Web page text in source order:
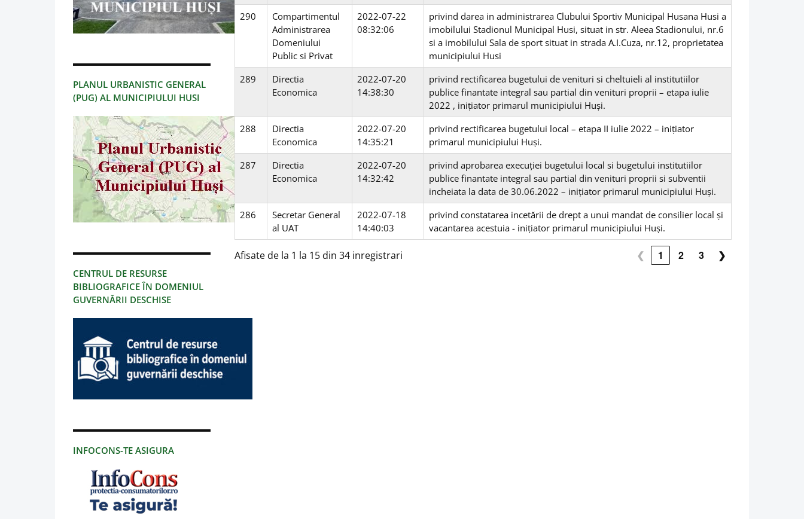
PLANUL URBANISTIC GENERAL
(PUG) AL MUNICIPIULUI HUSI
CENTRUL DE RESURSE
BIBLIOGRAFICE ÎN DOMENIUL
GUVERNĂRII DESCHISE
INFOCONS-TE ASIGURA
290
Compartimentul
Administrarea
Domeniului
Public si Privat
2022-07-22
08:32:06
privind darea in administrarea Clubului Sportiv Municipal Husana Husi a
imobilului Stadionul Municipal Husi, situat in str. Aleea Stadionului, nr.6
si a imobilului Sala de sport situat in strada A.I.Cuza, nr.12, proprietatea
municipiului Husi
289
Directia
Economica
2022-07-20
14:38:30
privind rectificarea bugetului de venituri si cheltuieli al institutiilor
publice finantate integral sau partial din venituri proprii – etapa iulie
2022 , inițiator primarul municipiului Huși.
288
Directia
Economica
2022-07-20
14:35:21
privind rectificarea bugetului local – etapa II iulie 2022 – inițiator
primarul municipiului Huși.
287
Directia
Economica
2022-07-20
14:32:42
privind aprobarea execuției bugetului local si bugetului institutiilor
publice finantate integral sau partial din venituri proprii si subventii
incheiata la data de 30.06.2022 – inițiator primarul municipiului Huși.
286
Secretar General
al UAT
2022-07-18
14:40:03
privind constatarea incetării de drept a unui mandat de consilier local și
vacantarea acestuia - inițiator primarul municipiului Huși.
Afisate de la 1 la 15 din 34 inregistrari ❮ 1 2 3 ❯